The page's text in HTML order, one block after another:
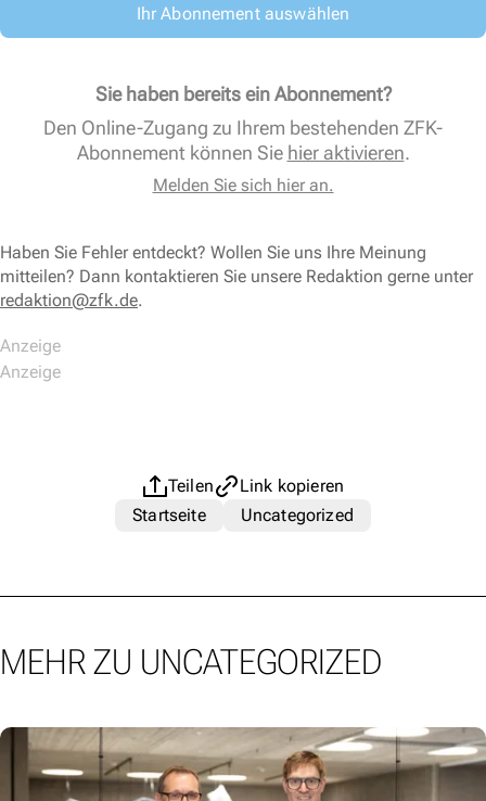
Ihr Abonnement auswählen
Sie haben bereits ein Abonnement?
Den Online-Zugang zu Ihrem bestehenden ZFK-
Abonnement können Sie hier aktivieren.
Melden Sie sich hier an.
Haben Sie Fehler entdeckt? Wollen Sie uns Ihre Meinung
mitteilen? Dann kontaktieren Sie unsere Redaktion gerne unter
redaktion@zfk.de.
Teilen
Link kopieren
Startseite
Uncategorized
MEHR ZU UNCATEGORIZED